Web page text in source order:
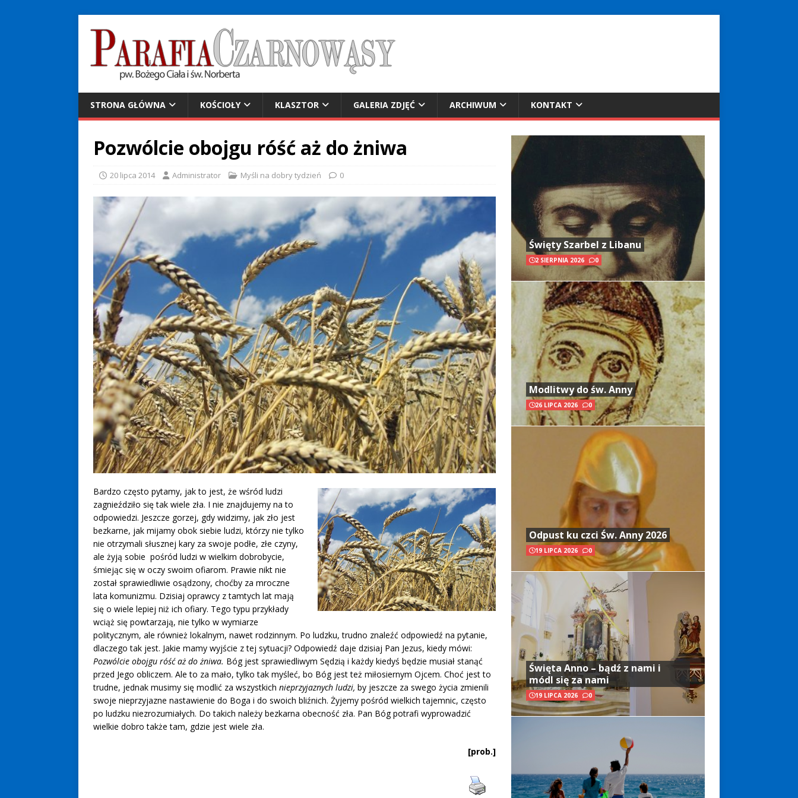
STRONA GŁÓWNA KOŚCIOŁY KLASZTOR GALERIA ZDJĘĆ ARCHIWUM KONTAKT
Pozwólcie obojgu róść aż do żniwa
20 lipca 2014 Administrator Myśli na dobry tydzień 0
Bardzo często pytamy, jak to jest, że wśród ludzi
zagnieździło się tak wiele zła. I nie znajdujemy na to
odpowiedzi. Jeszcze gorzej, gdy widzimy, jak zło jest
bezkarne, jak mijamy obok siebie ludzi, którzy nie tylko
nie otrzymali słusznej kary za swoje podłe, złe czyny,
ale żyją sobie pośród ludzi w wielkim dobrobycie,
śmiejąc się w oczy swoim ofiarom. Prawie nikt nie
został sprawiedliwie osądzony, choćby za mroczne
lata komunizmu. Dzisiaj oprawcy z tamtych lat mają
się o wiele lepiej niż ich ofiary. Tego typu przykłady
wciąż się powtarzają, nie tylko w wymiarze
politycznym, ale również lokalnym, nawet rodzinnym. Po ludzku, trudno znaleźć odpowiedź na pytanie,
dlaczego tak jest. Jakie mamy wyjście z tej sytuacji? Odpowiedź daje dzisiaj Pan Jezus, kiedy mówi:
Pozwólcie obojgu róść aż do żniwa. Bóg jest sprawiedliwym Sędzią i każdy kiedyś będzie musiał stanąć
przed Jego obliczem. Ale to za mało, tylko tak myśleć, bo Bóg jest też miłosiernym Ojcem. Choć jest to
trudne, jednak musimy się modlić za wszystkich nieprzyjaznych ludzi, by jeszcze za swego życia zmienili
swoje nieprzyjazne nastawienie do Boga i do swoich bliźnich. Żyjemy pośród wielkich tajemnic, często
po ludzku niezrozumiałych. Do takich należy bezkarna obecność zła. Pan Bóg potrafi wyprowadzić
wielkie dobro także tam, gdzie jest wiele zła.
[prob.]
Święty Szarbel z Libanu
2 SIERPNIA 2026 0
Modlitwy do św. Anny
26 LIPCA 2026 0
Odpust ku czci Św. Anny 2026
19 LIPCA 2026 0
Święta Anno – bądź z nami i
módl się za nami
19 LIPCA 2026 0